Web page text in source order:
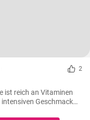
2
ist reich an Vitaminen
Geschmack